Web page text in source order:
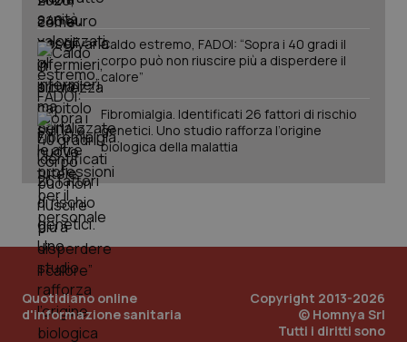
Caldo estremo, FADOI: “Sopra i 40 gradi il
corpo può non riuscire più a disperdere il
calore”
Fibromialgia. Identificati 26 fattori di rischio
genetici. Uno studio rafforza l’origine
biologica della malattia
Quotidiano online
d'informazione sanitaria
Copyright 2013-2026
© Homnya Srl
Tutti i diritti sono